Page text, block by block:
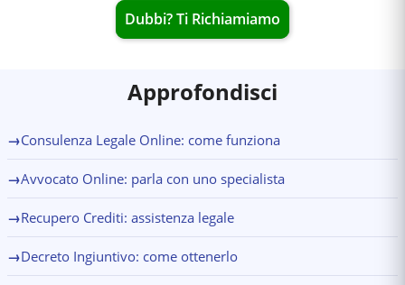
Dubbi? Ti Richiamiamo
Approfondisci
→Consulenza Legale Online: come funziona
→Avvocato Online: parla con uno specialista
→Recupero Crediti: assistenza legale
→Decreto Ingiuntivo: come ottenerlo